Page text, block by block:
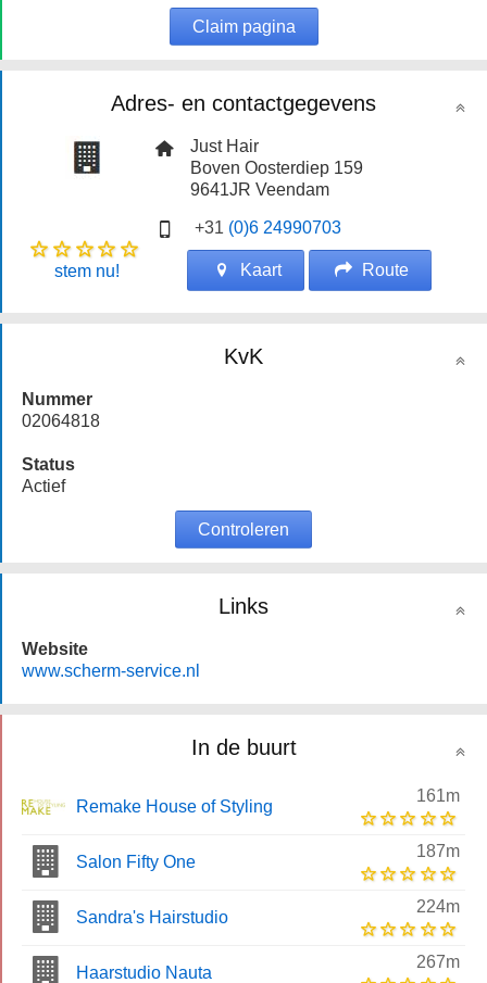
Claim pagina
Adres- en contactgegevens
Just Hair
Boven Oosterdiep 159
9641JRVeendam
+31 (0)6 24990703
stem nu! Kaart Route
KvK
Nummer
02064818
Status
Actief
Controleren
Links
Website
www.scherm-service.nl
In de buurt
Remake House of Styling
161m
Salon Fifty One
187m
Sandra's Hairstudio
224m
Haarstudio Nauta
267m